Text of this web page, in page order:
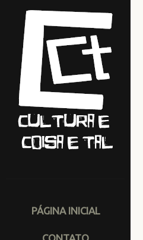
PÁGINA INICIAL